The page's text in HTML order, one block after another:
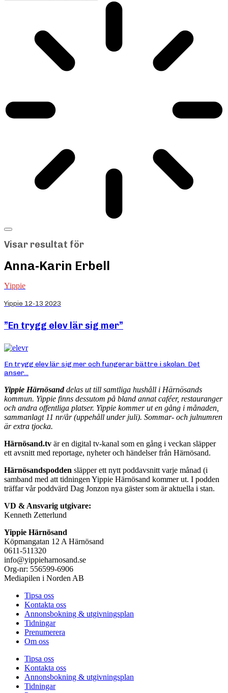
Visar resultat för
Anna-Karin Erbell
Yippie
Yippie 12-13 2023
”En trygg elev lär sig mer”
En trygg elev lär sig mer och fungerar bättre i skolan. Det
anser...
Yippie Härnösanddelas ut till samtliga hushåll i Härnösands
kommun. Yippie finns dessutom på bland annat caféer, restauranger
och andra offentliga platser. Yippie kommer ut en gång i månaden,
sammanlagt 11 nr/år (uppehåll under juli). Sommar- och julnumren
är extra tjocka.
Härnösand.tv är en digital tv-kanal som en gång i veckan släpper
ett avsnitt med reportage, nyheter och händelser från Härnösand.
Härnösandspodden släpper ett nytt poddavsnitt varje månad (i
samband med att tidningen Yippie Härnösand kommer ut. I podden
träffar vår poddvärd Dag Jonzon nya gäster som är aktuella i stan.
VD & Ansvarig utgivare:
Kenneth Zetterlund
Yippie Härnösand
Köpmangatan 12 A Härnösand
0611-511320
info@yippieharnosand.se
Org-nr: 556599-6906
Mediapilen i Norden AB
Tipsa oss
Kontakta oss
Annonsbokning & utgivningsplan
Tidningar
Prenumerera
Om oss
Tipsa oss
Kontakta oss
Annonsbokning & utgivningsplan
Tidningar